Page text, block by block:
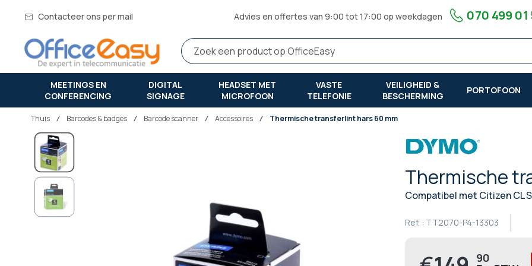
Contacteer ons per mail Advies en offertes van 9:00 tot 17:00 op weekdagen 070 499 01
MEETINGS EN
CONFERENCING
DIGITAL
SIGNAGE
HEADSET MET
MICROFOON
VASTE
TELEFONIE
VEILIGHEID &
BESCHERMING
PORTOFOON
Thuis barcodes & badges Barcode scanner Accessoires Thermische transferlint hars 60 mm
Thermische
Compatibel met Citizen CL
Ref. : TT2070-P4-13303
Prijs 90
Ga
naar
het
einde
van
afbeeldingen-
gallerij